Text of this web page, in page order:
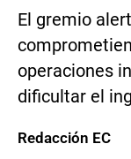
El gremio
operaciones
dificultar el
Redacción EC